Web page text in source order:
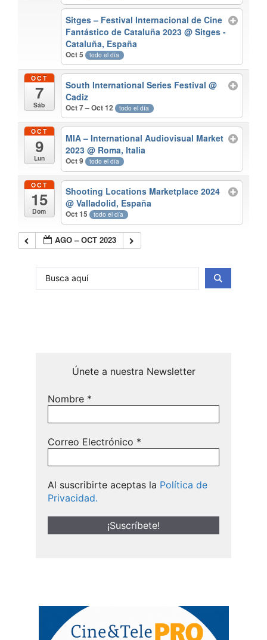
Sitges – Festival Internacional de Cine
Fantástico de Cataluña 2023@ Sitges -
Cataluña, España
Oct 5 todo el día
OCT
7
Sáb
South International Series Festival@
Cadiz
Oct 7 – Oct 12 todo el día
OCT
9
Lun
MIA – International Audiovisual Market
2023@ Roma, Italia
Oct 9 todo el día
OCT
15
Dom
Shooting Locations Marketplace 2024
@ Valladolid, España
Oct 15 todo el día
AGO – OCT 2023
Únete a nuestra Newsletter
Nombre *
Correo Electrónico *
Al suscribirte aceptas la Política de
Privacidad.